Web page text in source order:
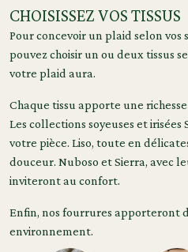
CHOISISSEZ VOS TISSUS
Pour concevoir un plaid selon vos
pouvez choisir un ou deux tissus
votre plaid aura.
Chaque tissu apporte une
Les collections soyeuses et
votre pièce. Liso, toute en
douceur. Nuboso et Sierra, avec
inviteront au confort.
Enfin, nos fourrures apporteront
environnement.